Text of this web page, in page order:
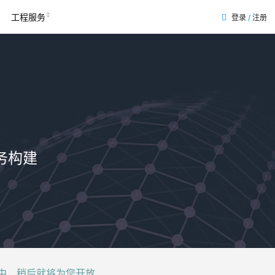
工程服务 登录 / 注册
构建